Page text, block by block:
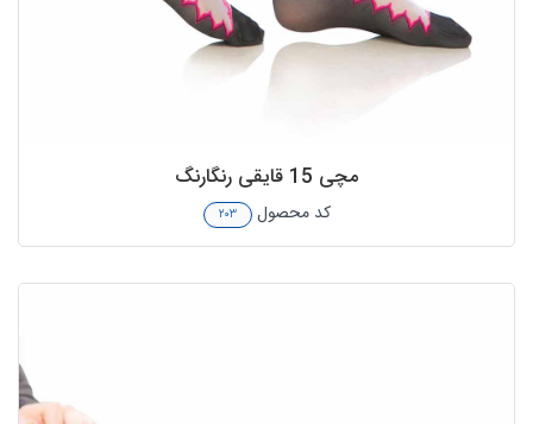
مچی 15 قایقی رنگارنگ
کد محصول ۲۰۳